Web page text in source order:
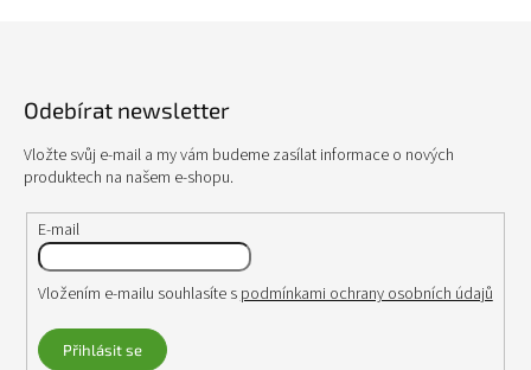
Odebírat newsletter
Vložte svůj e-mail a my vám budeme zasílat informace o nových
produktech na našem e-shopu.
E-mail
Vložením e-mailu souhlasíte s podmínkami ochrany osobních údajů
Přihlásit se